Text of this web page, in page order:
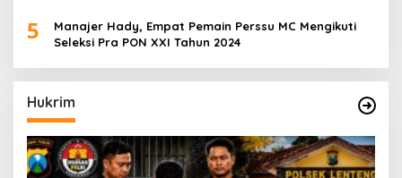
5
Manajer Hady, Empat Pemain Perssu MC Mengikuti
Seleksi Pra PON XXI Tahun 2024
Hukrim